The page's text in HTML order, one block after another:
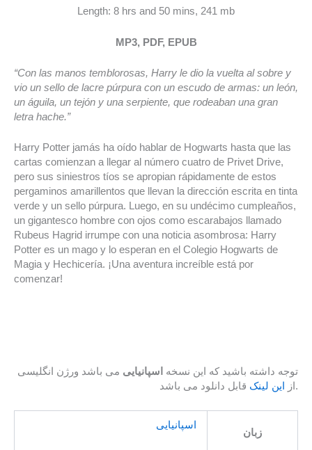
Length: 8 hrs and 50 mins, 241 mb
MP3, PDF, EPUB
“Con las manos temblorosas, Harry le dio la vuelta al sobre y
vio un sello de lacre púrpura con un escudo de armas: un león,
un águila, un tejón y una serpiente, que rodeaban una gran
letra hache.”
Harry Potter jamás ha oído hablar de Hogwarts hasta que las
cartas comienzan a llegar al número cuatro de Privet Drive,
pero sus siniestros tíos se apropian rápidamente de estos
pergaminos amarillentos que llevan la dirección escrita en tinta
verde y un sello púrpura. Luego, en su undécimo cumpleaños,
un gigantesco hombre con ojos como escarabajos llamado
Rubeus Hagrid irrumpe con una noticia asombrosa: Harry
Potter es un mago y lo esperan en el Colegio Hogwarts de
Magia y Hechicería. ¡Una aventura increíble está por
comenzar!
توجه داشته باشید که این نسخه اسپانیایی می باشد ورژن انگلیسی
از
این لینک قابل دانلود می باشد.
زبان
اسپانیایی